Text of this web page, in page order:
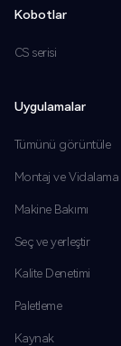
Kobotlar
CS serisi
Uygulamalar
Tümünü görüntüle
Montaj ve Vidalama
Makine Bakımı
Seç ve yerleştir
Kalite Denetimi
Paletleme
Kaynak